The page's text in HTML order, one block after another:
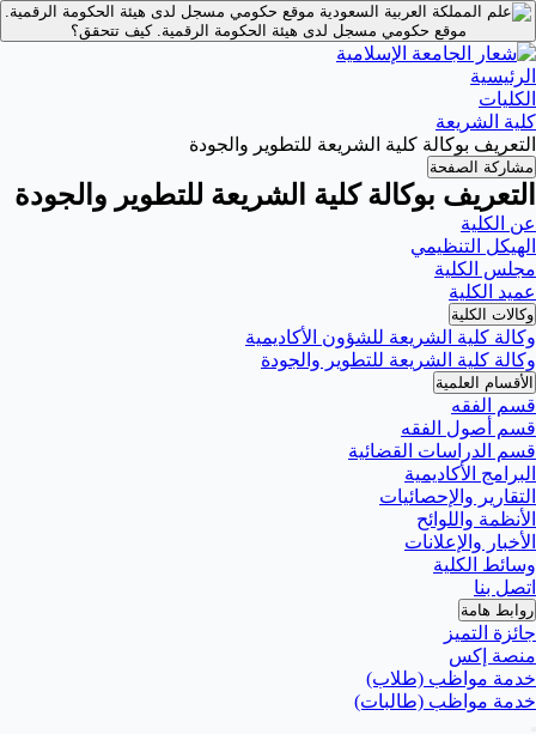
موقع حكومي مسجل لدى هيئة الحكومة الرقمية.
موقع حكومي مسجل لدى هيئة الحكومة الرقمية.كيف تتحقق؟
الرئيسية
الكليات
كلية الشريعة
التعريف بوكالة كلية الشريعة للتطوير والجودة
مشاركة الصفحة
التعريف بوكالة كلية الشريعة للتطوير والجودة
عن الكلية
الهيكل التنظيمي
مجلس الكلية
عميد الكلية
وكالات الكلية
وكالة كلية الشريعة للشؤون الأكاديمية
وكالة كلية الشريعة للتطوير والجودة
الأقسام العلمية
قسم الفقه
قسم أصول الفقه
قسم الدراسات القضائية
البرامج الأكاديمية
التقارير والإحصائيات
الأنظمة واللوائح
الأخبار والإعلانات
وسائط الكلية
اتصل بنا
روابط هامة
جائزة التميز
منصة إكس
خدمة مواظب (طلاب)
خدمة مواظب (طالبات)